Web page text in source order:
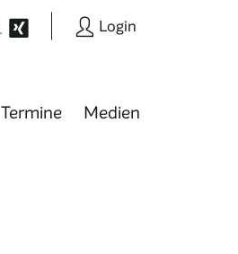
Login
Termine Medien